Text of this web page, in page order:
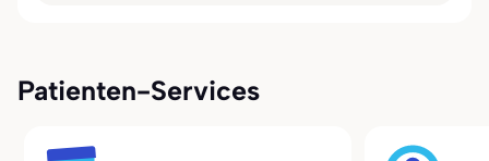
Patienten-Services